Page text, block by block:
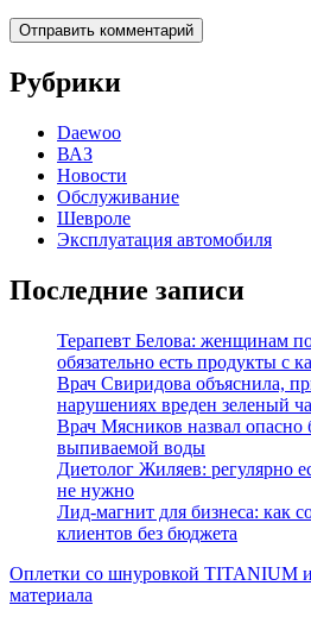
Рубрики
Daewoo
ВАЗ
Новости
Обслуживание
Шевроле
Эксплуатация автомобиля
Последние записи
Терапевт Белова: женщинам
обязательно есть продукты с
Врач Свиридова объяснила,
нарушениях вреден зеленый
Врач Мясников назвал опасно
выпиваемой воды
Диетолог Жиляев: регулярно
не нужно
Лид-магнит для бизнеса: как
клиентов без бюджета
Оплетки со шнуровкой TITANIUM
материала